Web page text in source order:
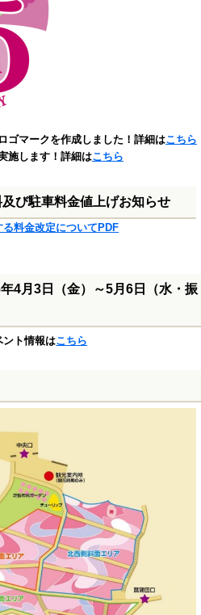
ゴマークを作成しました！詳細はこちら
施します！詳細はこちら
び駐車料金値上げお知らせ
料金改定についてPDF
月3日（金）～5月6日（水・振
ト情報はこちら